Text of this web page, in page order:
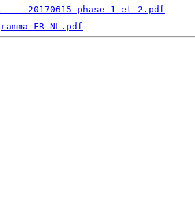
FR_NL.pdf